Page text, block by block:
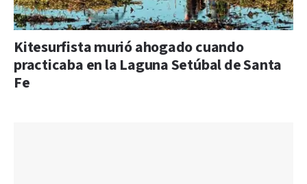
Kitesurfista murió ahogado cuando
practicaba en la Laguna Setúbal de Santa
Fe